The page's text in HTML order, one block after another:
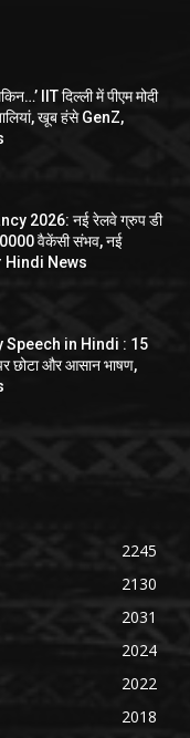
IIT दिल्ली में पीएम मोदी
खूब हंसे GenZ,
2026: नई रेलवे ग्रुप डी
वैकेंसी संभव, नई
Hindi News
Speech in Hindi : 15
छोटा और आसान भाषण,
2245
2130
2031
2024
2022
2018